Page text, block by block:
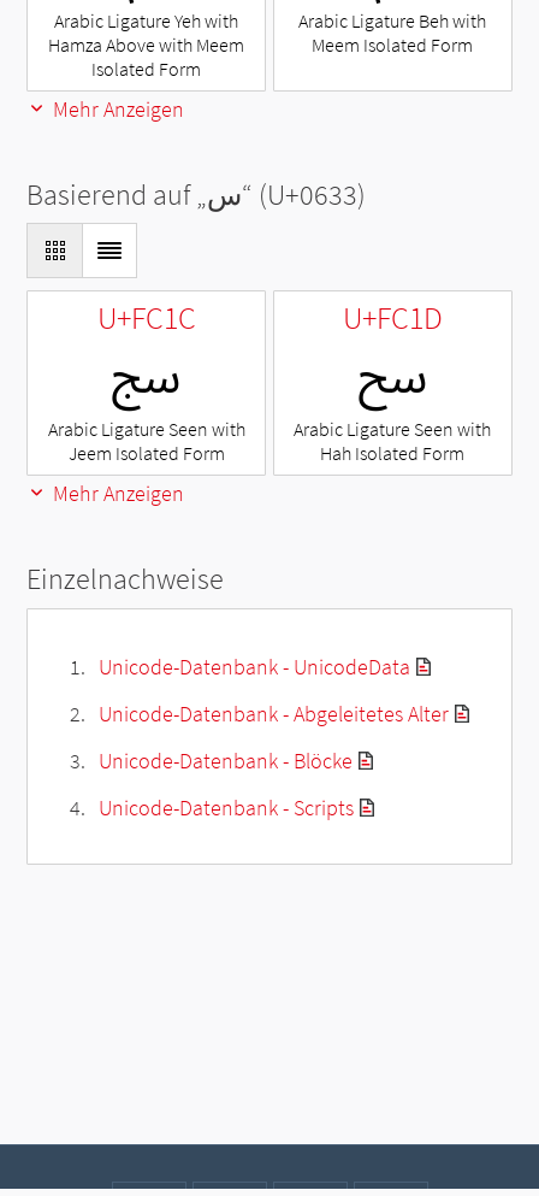
Arabic Ligature Yeh with
Hamza Above with Meem
Isolated Form
Arabic Ligature Beh with
Meem Isolated Form
Mehr Anzeigen
Basierend auf „س“ (U+0633)
U+FC1C
ﰜ
Arabic Ligature Seen with
Jeem Isolated Form
U+FC1D
ﰝ
Arabic Ligature Seen with
Hah Isolated Form
Mehr Anzeigen
Einzelnachweise
Unicode-Datenbank - UnicodeData
Unicode-Datenbank - Abgeleitetes Alter
Unicode-Datenbank - Blöcke
Unicode-Datenbank - Scripts